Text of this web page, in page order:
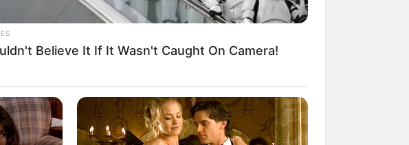
Believe It If It Wasn't Caught On Camera!